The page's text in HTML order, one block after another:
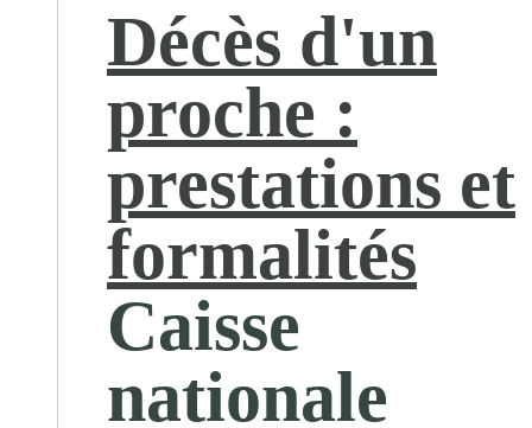
Décès d'un
proche :
prestations et
formalités
Caisse
nationale